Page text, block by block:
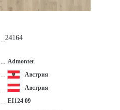
24164
Admonter
Австрия
Австрия
EI124 09